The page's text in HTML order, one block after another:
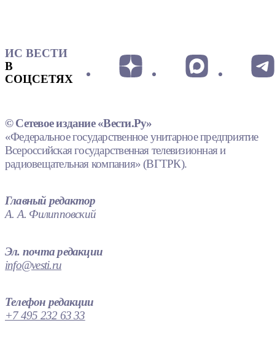
ИС ВЕСТИ
В
СОЦСЕТЯХ
© Сетевое издание «Вести.Ру»
«Федеральное государственное унитарное предприятие
Всероссийская государственная телевизионная и
радиовещательная компания» (ВГТРК).
Главный редактор
А. А. Филипповский
Эл. почта редакции
info@vesti.ru
Телефон редакции
+7 495 232 63 33